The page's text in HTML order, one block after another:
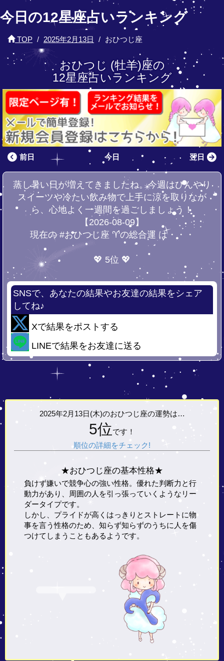
今日の12星座占いランキング
TOP 2025年2月13日 おひつじ座
おひつじ (牡羊)座の
12星座占いランキング
前日 今日 翌日
蒸し暑い日が増えてきましたね。今週はひんやり
スイーツや冷たい飲み物で上手に涼を取りなが
ら、心地よく一週間を過ごしましょう！
【2026-08-09】
現在の #おひつじ座 ♈の総合運 は・・・
💖 5位 💖
SNSで、あなたの結果やお友達の結果をシェア
してね♪
Xで結果をポストする
LINEで結果をお友達に送る
2025年2月13日(木)のおひつじ座の運勢は…
5位です！
順位の詳細をチェック!
★おひつじ座の基本性格★
負けず嫌いで競争心の強い性格。優れた判断力と行
動力があり、周囲の人を引っ張っていくようなリー
ダータイプです。
しかし、プライドが高くはっきりとストレートに物
事を言う性格のため、知らず知らずのうちに人を傷
つけてしまうこともあるようです。